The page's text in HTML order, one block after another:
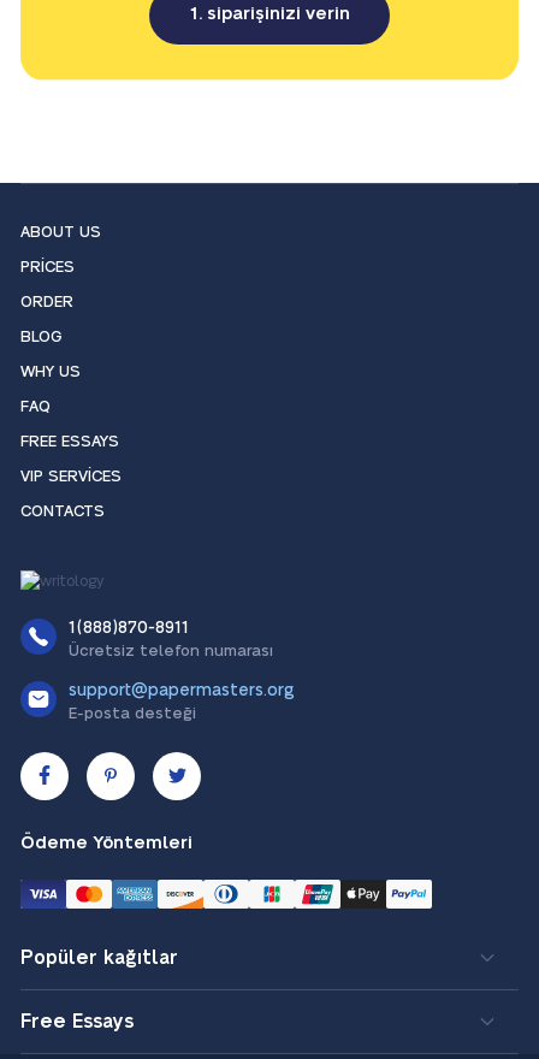
1. siparişinizi verin
ABOUT US
PRICES
ORDER
BLOG
WHY US
FAQ
FREE ESSAYS
VIP SERVICES
CONTACTS
1(888)870-8911
Ücretsiz telefon numarası
support@papermasters.org
E-posta desteği
Ödeme Yöntemleri
Popüler kağıtlar
Free Essays